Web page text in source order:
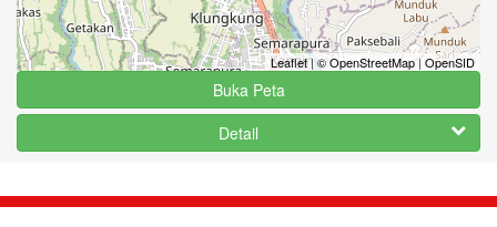
Leaflet|© OpenStreetMap|OpenSID
Buka Peta
Detail